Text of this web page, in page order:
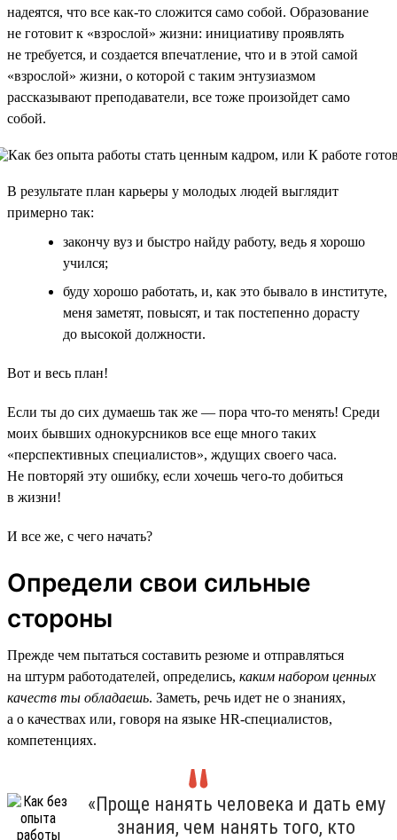
надеятся, что все как-то сложится само собой. Образование
не готовит к «взрослой» жизни: инициативу проявлять
не требуется, и создается впечатление, что и в этой самой
«взрослой» жизни, о которой с таким энтузиазмом
рассказывают преподаватели, все тоже произойдет само
собой.
В результате план карьеры у молодых людей выглядит
примерно так:
закончу вуз и быстро найду работу, ведь я хорошо
учился;
буду хорошо работать, и, как это бывало в институте,
меня заметят, повысят, и так постепенно дорасту
до высокой должности.
Вот и весь план!
Если ты до сих думаешь так же — пора что-то менять! Среди
моих бывших однокурсников все еще много таких
«перспективных специалистов», ждущих своего часа.
Не повторяй эту ошибку, если хочешь чего-то добиться
в жизни!
И все же, с чего начать?
Определи свои сильные
стороны
Прежде чем пытаться составить резюме и отправляться
на штурм работодателей, определись, каким набором ценных
качеств ты обладаешь. Заметь, речь идет не о знаниях,
а о качествах или, говоря на языке HR-специалистов,
компетенциях.
«Проще нанять человека и дать ему
знания, чем нанять того, кто